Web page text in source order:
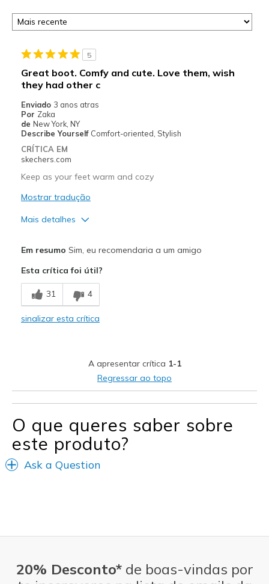
5
Great boot. Comfy and cute. Love them, wish
they had other c
Enviado 3 anos atras
Por Zaka
de New York, NY
Describe Yourself Comfort-oriented, Stylish
CRÍTICA EM
skechers.com
Keep as your feet warm and cozy
Mostrar tradução
Mais detalhes
Durable
Good Cushioning
Melhores utilizações
Casual Wear
Cold Weather
Work
Em resumo Sim, eu recomendaria a um amigo
Esta crítica foi útil?
31 4
sinalizar esta crítica
A apresentar crítica 1-1
Regressar ao topo
O que queres saber sobre
este produto?
Ask a Question
20% Desconto*de boas-vindas por